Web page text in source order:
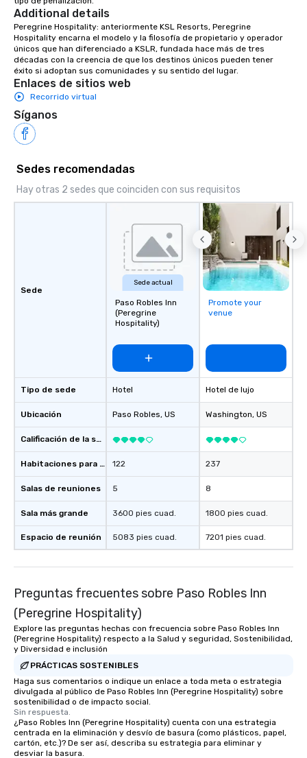
Additional details
Peregrine Hospitality: anteriormente KSL Resorts, Peregrine
Hospitality encarna el modelo y la filosofía de propietario y operador
únicos que han diferenciado a KSLR, fundada hace más de tres
décadas con la creencia de que los destinos únicos pueden tener
éxito si adoptan sus comunidades y su sentido del lugar.
Enlaces de sitios web
Recorrido virtual
Síganos
Sedes recomendadas
Hay otras 2 sedes que coinciden con sus requisitos
Sede
Tipo de sede
Ubicación
Calificación de la sede
Habitaciones para huéspedes
Salas de reuniones
Sala más grande
Espacio de reunión
Sede actual
Paso Robles Inn
(Peregrine
Hospitality)
Hotel
Paso Robles, US
122
5
3600 pies cuad.
5083 pies cuad.
Promote your
venue
Hotel de lujo
Washington, US
237
8
1800 pies cuad.
7201 pies cuad.
Preguntas frecuentes sobre Paso Robles Inn
(Peregrine Hospitality)
Explore las preguntas hechas con frecuencia sobre Paso Robles Inn
(Peregrine Hospitality) respecto a la Salud y seguridad, Sostenibilidad,
y Diversidad e inclusión
PRÁCTICAS SOSTENIBLES
Haga sus comentarios o indique un enlace a toda meta o estrategia
divulgada al público de Paso Robles Inn (Peregrine Hospitality) sobre
sostenibilidad o de impacto social.
Sin respuesta.
¿Paso Robles Inn (Peregrine Hospitality) cuenta con una estrategia
centrada en la eliminación y desvío de basura (como plásticos, papel,
cartón, etc.)? De ser así, describa su estrategia para eliminar y
desviar la basura.